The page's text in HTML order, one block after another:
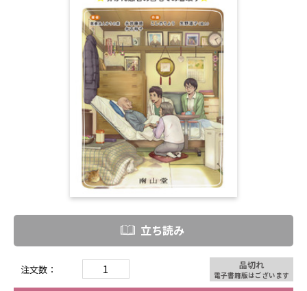
立ち読み
注文数： 品切れ
電子書籍版はございます